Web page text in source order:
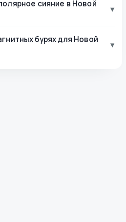
сияние в Новой
▾
бурях для Новой
▾